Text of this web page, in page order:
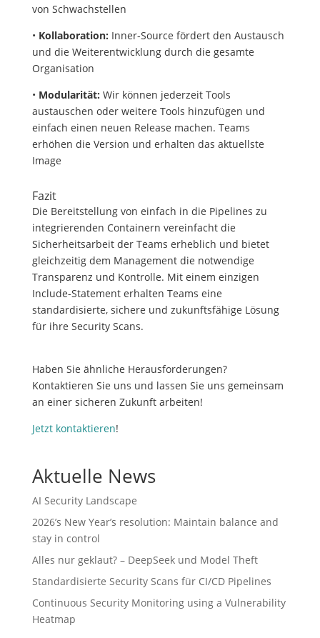
von Schwachstellen
• Kollaboration: Inner-Source fördert den Austausch
und die Weiterentwicklung durch die gesamte
Organisation
• Modularität: Wir können jederzeit Tools
austauschen oder weitere Tools hinzufügen und
einfach einen neuen Release machen. Teams
erhöhen die Version und erhalten das aktuellste
Image
Fazit
Die Bereitstellung von einfach in die Pipelines zu
integrierenden Containern vereinfacht die
Sicherheitsarbeit der Teams erheblich und bietet
gleichzeitig dem Management die notwendige
Transparenz und Kontrolle. Mit einem einzigen
Include-Statement erhalten Teams eine
standardisierte, sichere und zukunftsfähige Lösung
für ihre Security Scans.
Haben Sie ähnliche Herausforderungen?
Kontaktieren Sie uns und lassen Sie uns gemeinsam
an einer sicheren Zukunft arbeiten!
Jetzt kontaktieren!
Aktuelle News
AI Security Landscape
2026’s New Year’s resolution: Maintain balance and
stay in control
Alles nur geklaut? – DeepSeek und Model Theft
Standardisierte Security Scans für CI/CD Pipelines
Continuous Security Monitoring using a Vulnerability
Heatmap